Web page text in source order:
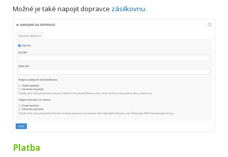
Možné je také napojit dopravce zásilkovnu.
Platba